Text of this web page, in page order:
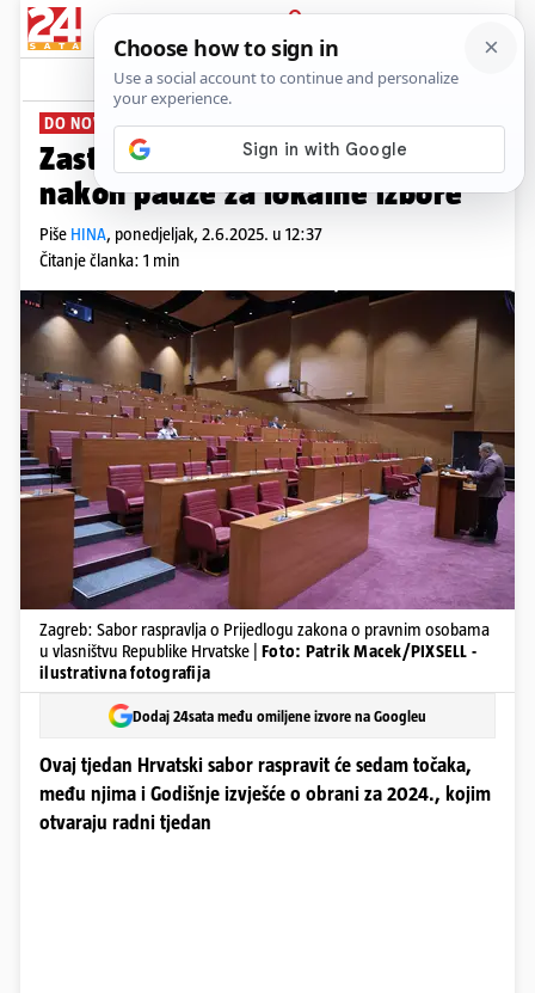
PRIJAVA
News Komentari
DO NOVE LJETNE STANKE
Zastupnici se vraćaju u Sabor
nakon pauze za lokalne izbore
Piše HINA, ponedjeljak, 2.6.2025. u 12:37
Čitanje članka: 1 min
Zagreb: Sabor raspravlja o Prijedlogu zakona o pravnim osobama
u vlasništvu Republike Hrvatske | Foto: Patrik Macek/PIXSELL -
ilustrativna fotografija
Dodaj 24sata među omiljene izvore na Googleu
Ovaj tjedan Hrvatski sabor raspravit će sedam točaka,
među njima i Godišnje izvješće o obrani za 2024., kojim
otvaraju radni tjedan